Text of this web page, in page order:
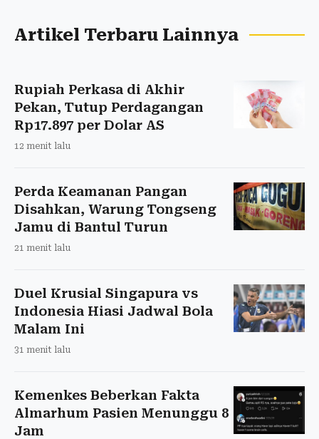
Artikel Terbaru Lainnya
Rupiah Perkasa di Akhir
Pekan, Tutup Perdagangan
Rp17.897 per Dolar AS
12 menit lalu
Perda Keamanan Pangan
Disahkan, Warung Tongseng
Jamu di Bantul Turun
21 menit lalu
Duel Krusial Singapura vs
Indonesia Hiasi Jadwal Bola
Malam Ini
31 menit lalu
Kemenkes Beberkan Fakta
Almarhum Pasien Menunggu 8
Jam